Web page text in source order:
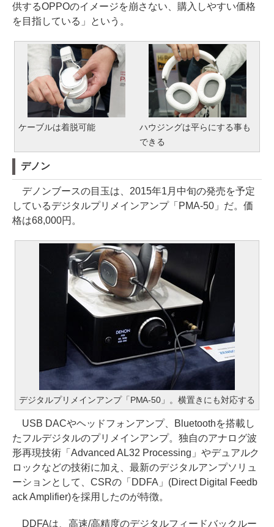
供するOPPOのイメージを崩さない、購入しやすい価格
を目指している」という。
ケーブルは着脱可能
ハウジングは平らにする事も
できる
デノン
デノンブースの目玉は、2015年1月中旬の発売を予定
しているデジタルプリメインアンプ「PMA-50」だ。価
格は68,000円。
デジタルプリメインアンプ「PMA-50」。横置きにも対応する
USB DACやヘッドフォンアンプ、Bluetoothを搭載し
たフルデジタルのプリメインアンプ。独自のアナログ波
形再現技術「Advanced AL32 Processing」やデュアルク
ロックなどの技術に加え、最新のデジタルアンプソリュ
ーションとして、CSRの「DDFA」(Direct Digital Feedb
ack Amplifier)を採用したのが特徴。
DDFAは、高速/高精度のデジタルフィードバックルー